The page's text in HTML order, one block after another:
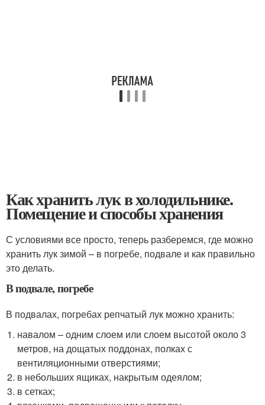
Как хранить лук в холодильнике.
Помещение и способы хранения
С условиями все просто, теперь разберемся, где можно
хранить лук зимой – в погребе, подвале и как правильно
это делать.
В подвале, погребе
В подвалах, погребах репчатый лук можно хранить:
навалом – одним слоем или слоем высотой около 3
метров, на дощатых поддонах, полках с
вентиляционными отверстиями;
в небольших ящиках, накрытым одеялом;
в сетках;